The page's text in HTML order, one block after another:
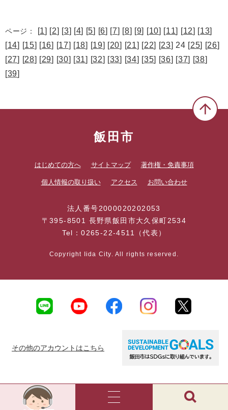
ページ： [1] [2] [3] [4] [5] [6] [7] [8] [9] [10] [11] [12] [13]
[14] [15] [16] [17] [18] [19] [20] [21] [22] [23] 24 [25] [26]
[27] [28] [29] [30] [31] [32] [33] [34] [35] [36] [37] [38]
[39]
飯田市
はじめての方へ サイトマップ 著作権・免責事項
個人情報の取り扱い アクセス お問い合わせ
法人番号2000020202053
〒395-8501 長野県飯田市大久保町2534
Tel：0265-22-4511（代表）
Copyright Iida City. All rights reserved.
その他のアカウントはこちら